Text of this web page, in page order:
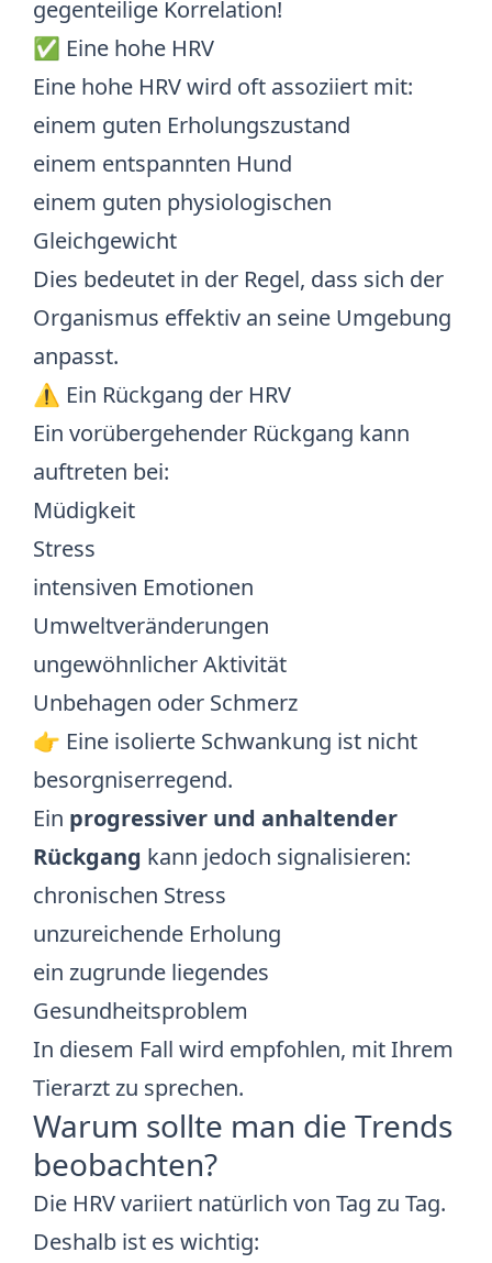
gegenteilige Korrelation!
✅ Eine hohe HRV
Eine hohe HRV wird oft assoziiert mit:
einem guten Erholungszustand
einem entspannten Hund
einem guten physiologischen
Gleichgewicht
Dies bedeutet in der Regel, dass sich der
Organismus effektiv an seine Umgebung
anpasst.
⚠️ Ein Rückgang der HRV
Ein vorübergehender Rückgang kann
auftreten bei:
Müdigkeit
Stress
intensiven Emotionen
Umweltveränderungen
ungewöhnlicher Aktivität
Unbehagen oder Schmerz
👉 Eine isolierte Schwankung ist nicht
besorgniserregend.
Ein progressiver und anhaltender
Rückgang kann jedoch signalisieren:
chronischen Stress
unzureichende Erholung
ein zugrunde liegendes
Gesundheitsproblem
In diesem Fall wird empfohlen, mit Ihrem
Tierarzt zu sprechen.
Warum sollte man die Trends
beobachten?
Die HRV variiert natürlich von Tag zu Tag.
Deshalb ist es wichtig: